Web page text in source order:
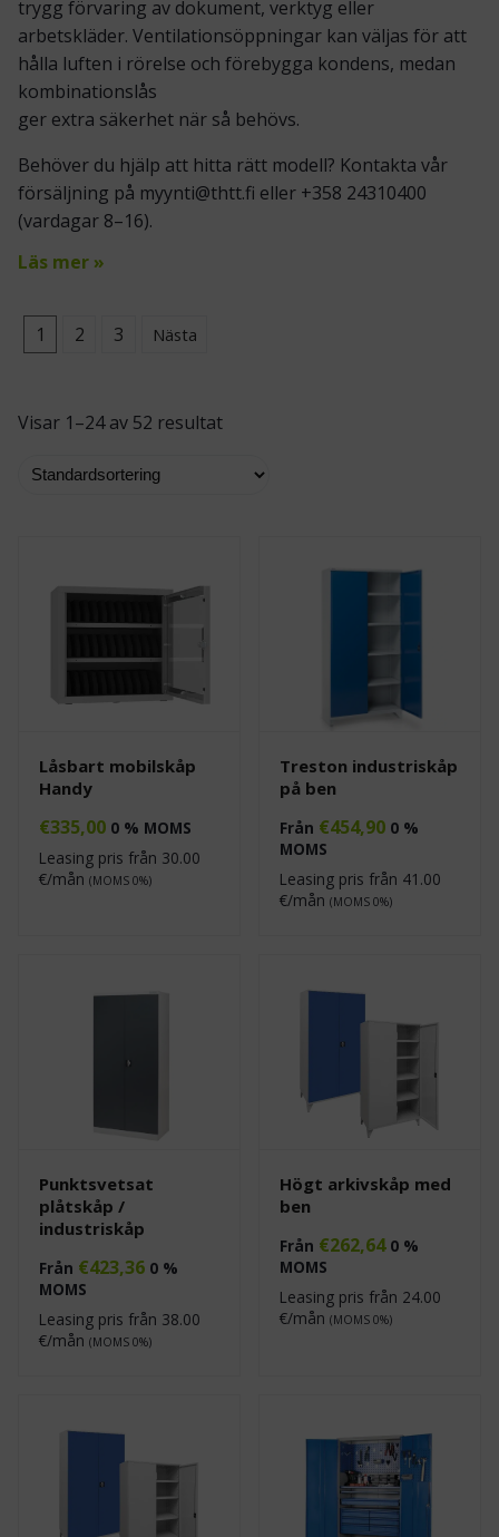
trygg förvaring av dokument, verktyg eller
arbetskläder. Ventilations­­öppningar kan väljas för att
hålla luften i rörelse och förebygga kondens, medan
kombinations­lås
ger extra säkerhet när så behövs.
Behöver du hjälp att hitta rätt modell? Kontakta vår
försäljning på myynti@thtt.fi eller +358 24310400
(vardagar 8–16).
Läs mer »
1 2 3 Nästa
Visar 1–24 av 52 resultat
Låsbart mobilskåp
Handy
€335,00 0 % MOMS
Leasing pris från 30.00
€/mån (MOMS 0%)
Treston industriskåp
på ben
Från €454,90 0 %
MOMS
Leasing pris från 41.00
€/mån (MOMS 0%)
Punktsvetsat
plåtskåp /
industriskåp
Från €423,36 0 %
MOMS
Leasing pris från 38.00
€/mån (MOMS 0%)
Högt arkivskåp med
ben
Från €262,64 0 %
MOMS
Leasing pris från 24.00
€/mån (MOMS 0%)